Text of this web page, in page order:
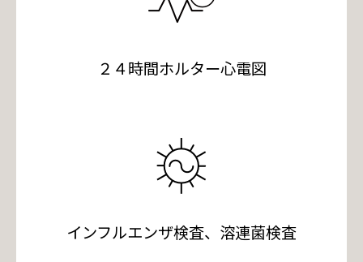
２４時間ホルター心電図
インフルエンザ検査、溶連菌検査